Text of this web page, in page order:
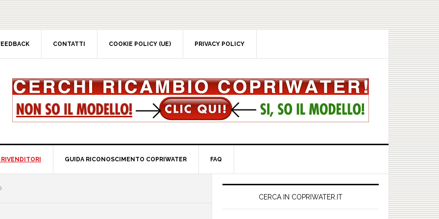
CONTATTI COOKIE POLICY (UE) PRIVACY POLICY
GUIDA RICONOSCIMENTO COPRIWATER FAQ
Primary
SidebarCERCA IN COPRIWATER.IT